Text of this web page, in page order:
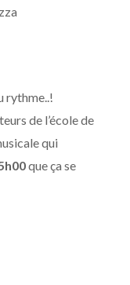
rythme..!
de l’école de
qui
que ça se